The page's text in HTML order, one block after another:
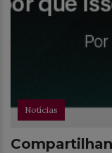
Notícias